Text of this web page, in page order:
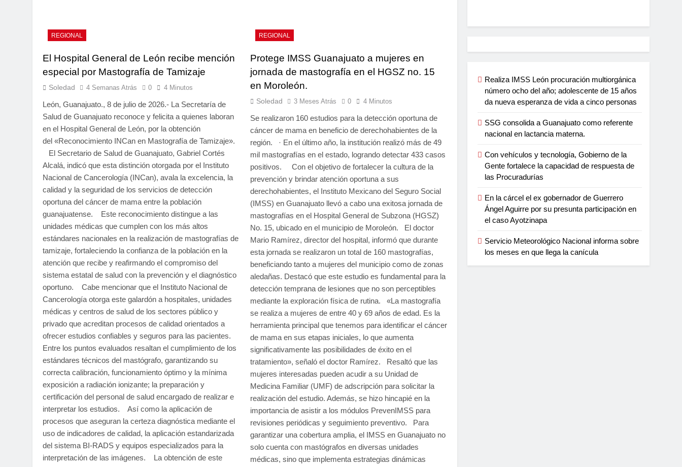
REGIONAL
El Hospital General de León recibe mención
especial por Mastografía de Tamizaje
Soledad 4 Semanas Atrás 0 4 Minutos
León, Guanajuato., 8 de julio de 2026.- La Secretaría de
Salud de Guanajuato reconoce y felicita a quienes laboran
en el Hospital General de León, por la obtención
del «Reconocimiento INCan en Mastografía de Tamizaje».
El Secretario de Salud de Guanajuato, Gabriel Cortés
Alcalá, indicó que esta distinción otorgada por el Instituto
Nacional de Cancerología (INCan), avala la excelencia, la
calidad y la seguridad de los servicios de detección
oportuna del cáncer de mama entre la población
guanajuatense. Este reconocimiento distingue a las
unidades médicas que cumplen con los más altos
estándares nacionales en la realización de mastografías de
tamizaje, fortaleciendo la confianza de la población en la
atención que recibe y reafirmando el compromiso del
sistema estatal de salud con la prevención y el diagnóstico
oportuno. Cabe mencionar que el Instituto Nacional de
Cancerología otorga este galardón a hospitales, unidades
médicas y centros de salud de los sectores público y
privado que acreditan procesos de calidad orientados a
ofrecer estudios confiables y seguros para las pacientes.
Entre los puntos evaluados resaltan el cumplimiento de los
estándares técnicos del mastógrafo, garantizando su
correcta calibración, funcionamiento óptimo y la mínima
exposición a radiación ionizante; la preparación y
certificación del personal de salud encargado de realizar e
interpretar los estudios. Así como la aplicación de
procesos que aseguran la certeza diagnóstica mediante el
uso de indicadores de calidad, la aplicación estandarizada
del sistema BI-RADS y equipos especializados para la
interpretación de las imágenes. La obtención de este
REGIONAL
Protege IMSS Guanajuato a mujeres en
jornada de mastografía en el HGSZ no. 15
en Moroleón.
Soledad 3 Meses Atrás 0 4 Minutos
Se realizaron 160 estudios para la detección oportuna de
cáncer de mama en beneficio de derechohabientes de la
región. · En el último año, la institución realizó más de 49
mil mastografías en el estado, logrando detectar 433 casos
positivos. Con el objetivo de fortalecer la cultura de la
prevención y brindar atención oportuna a sus
derechohabientes, el Instituto Mexicano del Seguro Social
(IMSS) en Guanajuato llevó a cabo una exitosa jornada de
mastografías en el Hospital General de Subzona (HGSZ)
No. 15, ubicado en el municipio de Moroleón. El doctor
Mario Ramírez, director del hospital, informó que durante
esta jornada se realizaron un total de 160 mastografías,
beneficiando tanto a mujeres del municipio como de zonas
aledañas. Destacó que este estudio es fundamental para la
detección temprana de lesiones que no son perceptibles
mediante la exploración física de rutina. «La mastografía
se realiza a mujeres de entre 40 y 69 años de edad. Es la
herramienta principal que tenemos para identificar el cáncer
de mama en sus etapas iniciales, lo que aumenta
significativamente las posibilidades de éxito en el
tratamiento», señaló el doctor Ramírez. Resaltó que las
mujeres interesadas pueden acudir a su Unidad de
Medicina Familiar (UMF) de adscripción para solicitar la
realización del estudio. Además, se hizo hincapié en la
importancia de asistir a los módulos PrevenIMSS para
revisiones periódicas y seguimiento preventivo. Para
garantizar una cobertura amplia, el IMSS en Guanajuato no
solo cuenta con mastógrafos en diversas unidades
médicas, sino que implementa estrategias dinámicas
Realiza IMSS León procuración multiorgánica
número ocho del año; adolescente de 15 años
da nueva esperanza de vida a cinco personas
SSG consolida a Guanajuato como referente
nacional en lactancia materna.
Con vehículos y tecnología, Gobierno de la
Gente fortalece la capacidad de respuesta de
las Procuradurías
En la cárcel el ex gobernador de Guerrero
Ángel Aguirre por su presunta participación en
el caso Ayotzinapa
Servicio Meteorológico Nacional informa sobre
los meses en que llega la canícula